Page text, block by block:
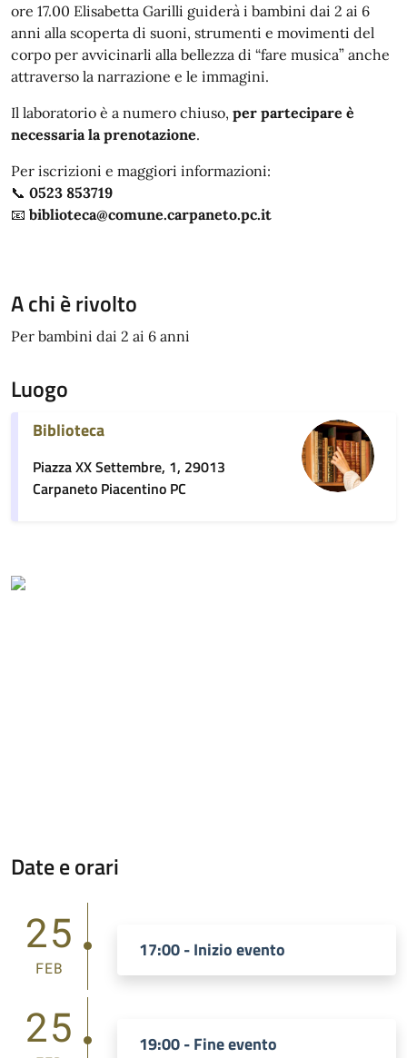
ore 17.00 Elisabetta Garilli guiderà i bambini dai 2 ai 6
anni alla scoperta di suoni, strumenti e movimenti del
corpo per avvicinarli alla bellezza di “fare musica” anche
attraverso la narrazione e le immagini.
Il laboratorio è a numero chiuso, per partecipare è
necessaria la prenotazione.
Per iscrizioni e maggiori informazioni:
📞 0523 853719
📧 biblioteca@comune.carpaneto.pc.it
A chi è rivolto
Per bambini dai 2 ai 6 anni
Luogo
Biblioteca
Piazza XX Settembre, 1, 29013
Carpaneto Piacentino PC
Date e orari
25
FEB
17:00 - Inizio evento
25 19:00 - Fine evento